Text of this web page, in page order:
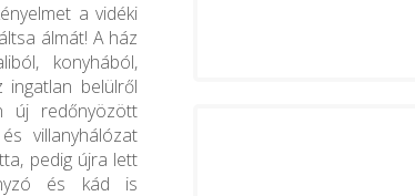
a vidéki
álmát! A ház
konyhából,
ingatlan belülről
új redőnyözött
villanyhálózat
pedig újra lett
és kád is